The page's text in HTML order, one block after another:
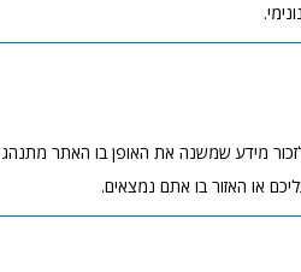
שמשנה את האופן בו האתר מתנהג
בו אתם נמצאים.